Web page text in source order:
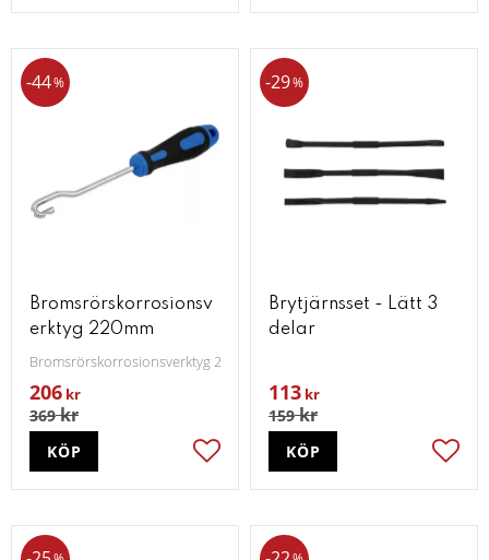
Bromsrörskorrosionsv
erktyg 220mm
Bromsrörskorrosionsverktyg 220mm
206 kr
369kr
44%
Lägg till i favoriter
KÖP
Brytjärnsset - Lätt 3
delar
113 kr
159kr
29%
KÖP